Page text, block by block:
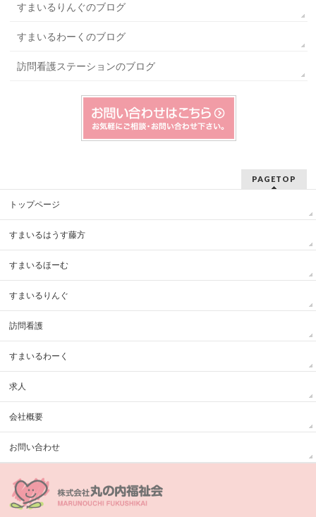
すまいるりんぐのブログ
すまいるわーくのブログ
訪問看護ステーションのブログ
PAGETOP
トップページ
すまいるはうす藤方
すまいるほーむ
すまいるりんぐ
訪問看護
すまいるわーく
求人
会社概要
お問い合わせ